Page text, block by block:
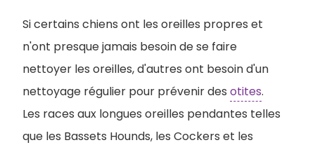
Si certains chiens ont les oreilles propres et
n'ont presque jamais besoin de se faire
nettoyer les oreilles, d'autres ont besoin d'un
nettoyage régulier pour prévenir des otites.
Les races aux longues oreilles pendantes telles
que les Bassets Hounds, les Cockers et les